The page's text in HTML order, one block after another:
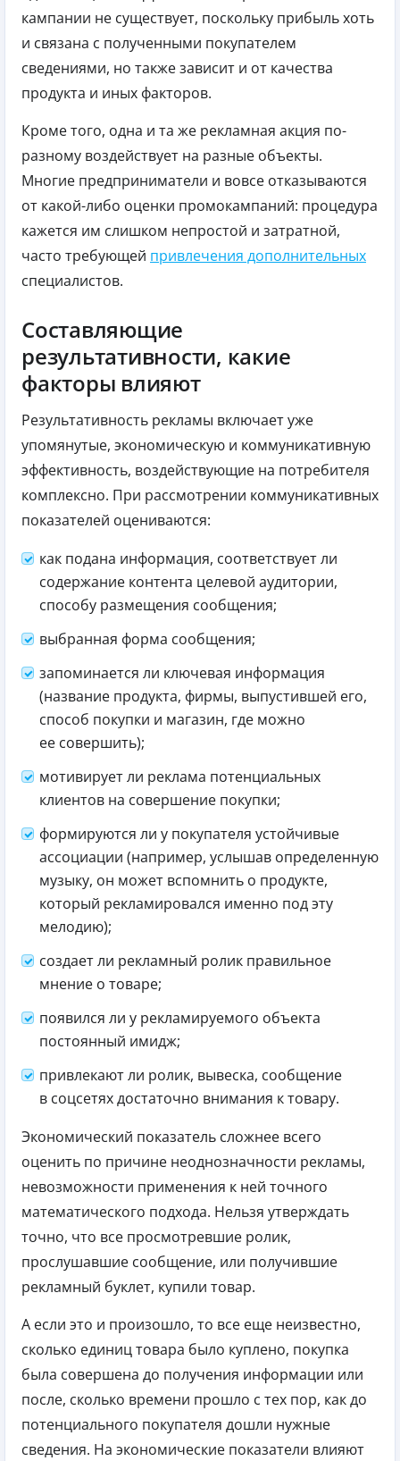
кампании не существует, поскольку прибыль хоть
и связана с полученными покупателем
сведениями, но также зависит и от качества
продукта и иных факторов.
Кроме того, одна и та же рекламная акция по-
разному воздействует на разные объекты.
Многие предприниматели и вовсе отказываются
от какой-либо оценки промокампаний: процедура
кажется им слишком непростой и затратной,
часто требующей привлечения дополнительных
специалистов.
Составляющие
результативности, какие
факторы влияют
Результативность рекламы включает уже
упомянутые, экономическую и коммуникативную
эффективность, воздействующие на потребителя
комплексно. При рассмотрении коммуникативных
показателей оцениваются:
как подана информация, соответствует ли
содержание контента целевой аудитории,
способу размещения сообщения;
выбранная форма сообщения;
запоминается ли ключевая информация
(название продукта, фирмы, выпустившей его,
способ покупки и магазин, где можно
ее совершить);
мотивирует ли реклама потенциальных
клиентов на совершение покупки;
формируются ли у покупателя устойчивые
ассоциации (например, услышав определенную
музыку, он может вспомнить о продукте,
который рекламировался именно под эту
мелодию);
создает ли рекламный ролик правильное
мнение о товаре;
появился ли у рекламируемого объекта
постоянный имидж;
привлекают ли ролик, вывеска, сообщение
в соцсетях достаточно внимания к товару.
Экономический показатель сложнее всего
оценить по причине неоднозначности рекламы,
невозможности применения к ней точного
математического подхода. Нельзя утверждать
точно, что все просмотревшие ролик,
прослушавшие сообщение, или получившие
рекламный буклет, купили товар.
А если это и произошло, то все еще неизвестно,
сколько единиц товара было куплено, покупка
была совершена до получения информации или
после, сколько времени прошло с тех пор, как до
потенциального покупателя дошли нужные
сведения. На экономические показатели влияют